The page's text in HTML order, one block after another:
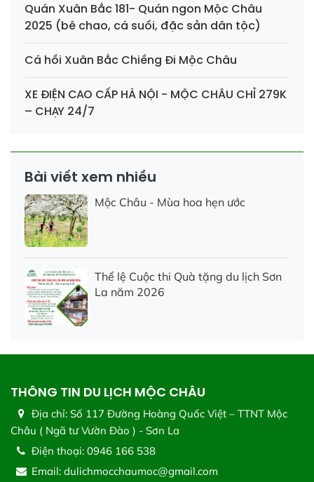
Quán Xuân Bắc 181- Quán ngon Mộc Châu
2025 (bê chao, cá suối, đặc sản dân tộc)
Cá hồi Xuân Bắc Chiềng Đi Mộc Châu
XE ĐIỆN CAO CẤP HÀ NỘI - MỘC CHÂU CHỈ 279K
– CHẠY 24/7
Bài viết xem nhiều
Mộc Châu - Mùa hoa hẹn ước
Thể lệ Cuộc thi Quà tặng du lịch Sơn
La năm 2026
THÔNG TIN DU LỊCH MỘC CHÂU
Địa chỉ: Số 117 Đường Hoàng Quốc Việt – TTNT Mộc
Châu ( Ngã tư Vườn Đào ) - Sơn La
Điện thoại: 0946 166 538
Email: dulichmocchaumoc@gmail.com